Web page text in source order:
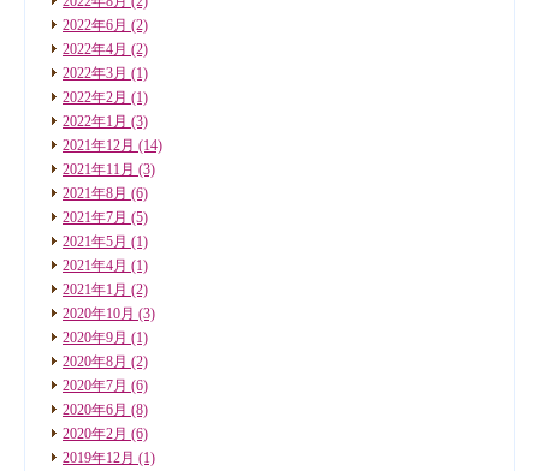
2022年6月 (2)
2022年4月 (2)
2022年3月 (1)
2022年2月 (1)
2022年1月 (3)
2021年12月 (14)
2021年11月 (3)
2021年8月 (6)
2021年7月 (5)
2021年5月 (1)
2021年4月 (1)
2021年1月 (2)
2020年10月 (3)
2020年9月 (1)
2020年8月 (2)
2020年7月 (6)
2020年6月 (8)
2020年2月 (6)
2019年12月 (1)